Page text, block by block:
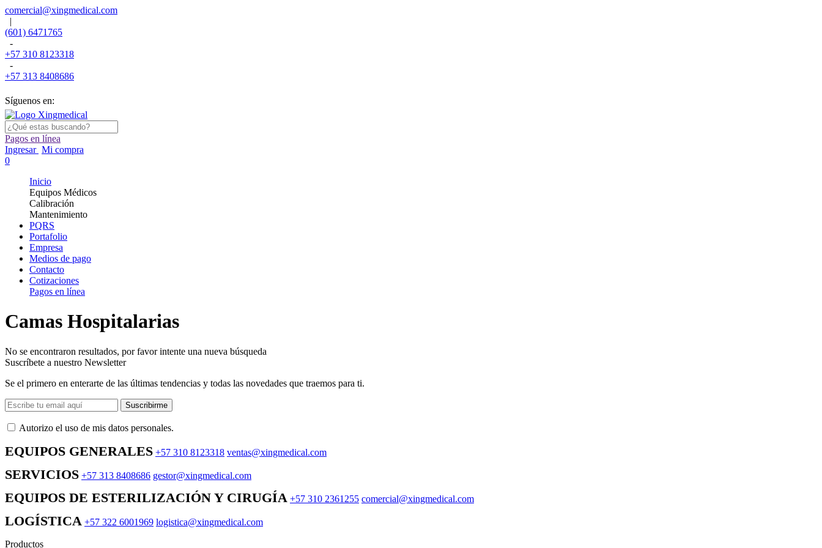
comercial@xingmedical.com
|
(601) 6471765
-
+57 310 8123318
-
+57 313 8408686
Síguenos en:
Pagos en línea
Ingresar Mi compra
0
Inicio
Equipos Médicos
Calibración
Mantenimiento
PQRS
Portafolio
Empresa
Medios de pago
Contacto
Cotizaciones
Pagos en línea
Camas Hospitalarias
No se encontraron resultados, por favor intente una nueva búsqueda
Suscríbete a nuestro Newsletter
Se el primero en enterarte de las últimas tendencias y todas las novedades que traemos para ti.
Suscribirme
Autorizo ​​el uso de mis datos personales.
EQUIPOS GENERALES +57 310 8123318 ventas@xingmedical.com
SERVICIOS +57 313 8408686 gestor@xingmedical.com
EQUIPOS DE ESTERILIZACIÓN Y CIRUGÍA +57 310 2361255 comercial@xingmedical.com
LOGÍSTICA +57 322 6001969 logistica@xingmedical.com
Productos